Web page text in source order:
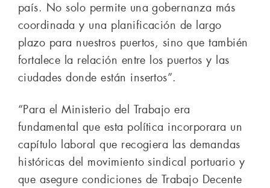
país. No solo permite una gobernanza más
coordinada y una planificación de largo
plazo para nuestros puertos, sino que también
fortalece la relación entre los puertos y las
ciudades donde están insertos”.
“Para el Ministerio del Trabajo era
fundamental que esta política incorporara un
capítulo laboral que recogiera las demandas
históricas del movimiento sindical portuario y
que asegure condiciones de Trabajo Decente